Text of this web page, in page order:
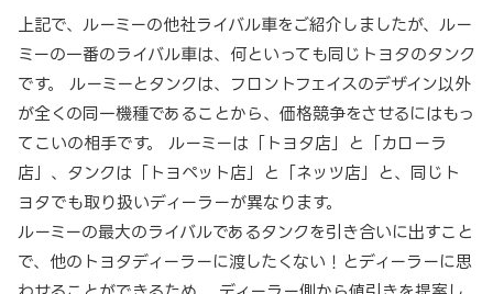
上記で、ルーミーの他社ライバル車をご紹介しましたが、ルー
ミーの一番のライバル車は、何といっても同じトヨタのタンク
です。 ルーミーとタンクは、フロントフェイスのデザイン以外
が全くの同一機種であることから、価格競争をさせるにはもっ
てこいの相手です。 ルーミーは「トヨタ店」と「カローラ
店」、タンクは「トヨペット店」と「ネッツ店」と、同じト
ヨタでも取り扱いディーラーが異なります。
ルーミーの最大のライバルであるタンクを引き合いに出すこと
で、他のトヨタディーラーに渡したくない！とディーラーに思